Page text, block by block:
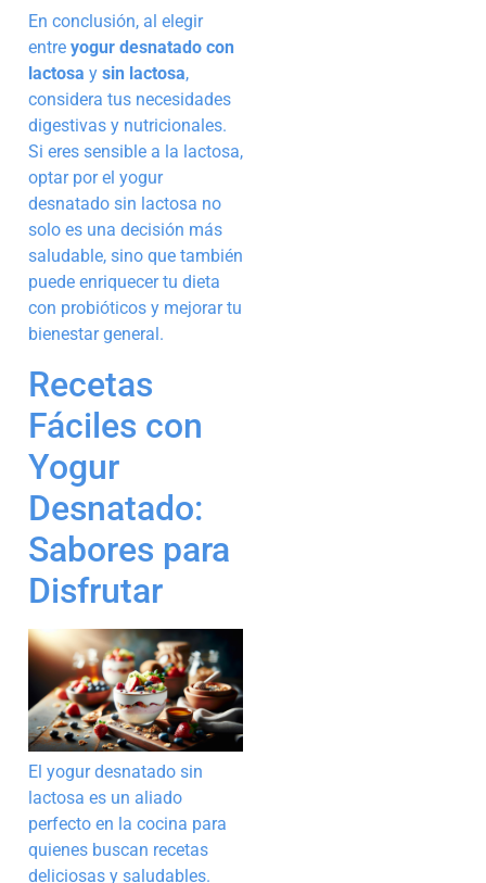
En conclusión, al elegir
entre yogur desnatado con
lactosa y sin lactosa,
considera tus necesidades
digestivas y nutricionales.
Si eres sensible a la lactosa,
optar por el yogur
desnatado sin lactosa no
solo es una decisión más
saludable, sino que también
puede enriquecer tu dieta
con probióticos y mejorar tu
bienestar general.
Recetas
Fáciles con
Yogur
Desnatado:
Sabores para
Disfrutar
El yogur desnatado sin
lactosa es un aliado
perfecto en la cocina para
quienes buscan recetas
deliciosas y saludables.